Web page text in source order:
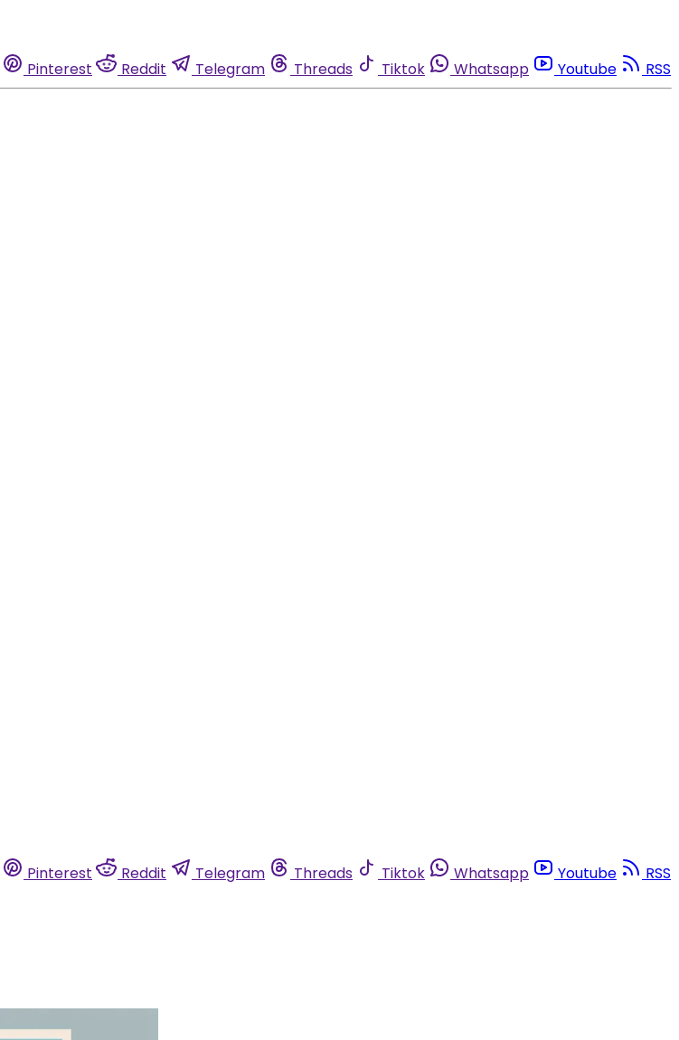
Pinterest Reddit Telegram Threads Tiktok Whatsapp Youtube RSS
Pinterest Reddit Telegram Threads Tiktok Whatsapp Youtube
RSS